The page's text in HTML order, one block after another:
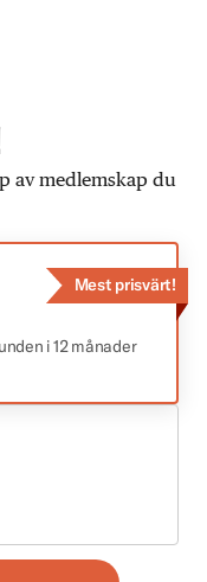
av medlemskap du
i 12 månader
Mest prisvärt!